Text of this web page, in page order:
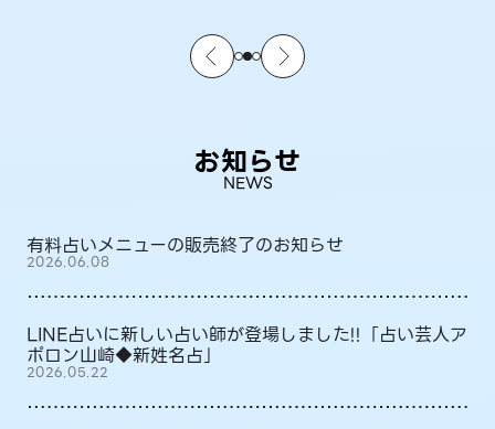
お知らせ
NEWS
有料占いメニューの販売終了のお知らせ
2026.06.08
LINE占いに新しい占い師が登場しました!!「占い芸人ア
ポロン山崎◆新姓名占」
2026.05.22